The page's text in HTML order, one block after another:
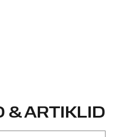
& ARTIKLID